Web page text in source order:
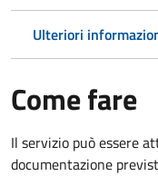
Ulteriori
Come fare
Il servizio può essere
documentazione